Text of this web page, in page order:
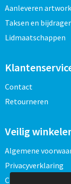
Aanleveren artwork
Taksen en
Lidmaatschappen
Contact
Retourneren
Veilig
Algemene
Privacyverklaring
Cookieverklaring